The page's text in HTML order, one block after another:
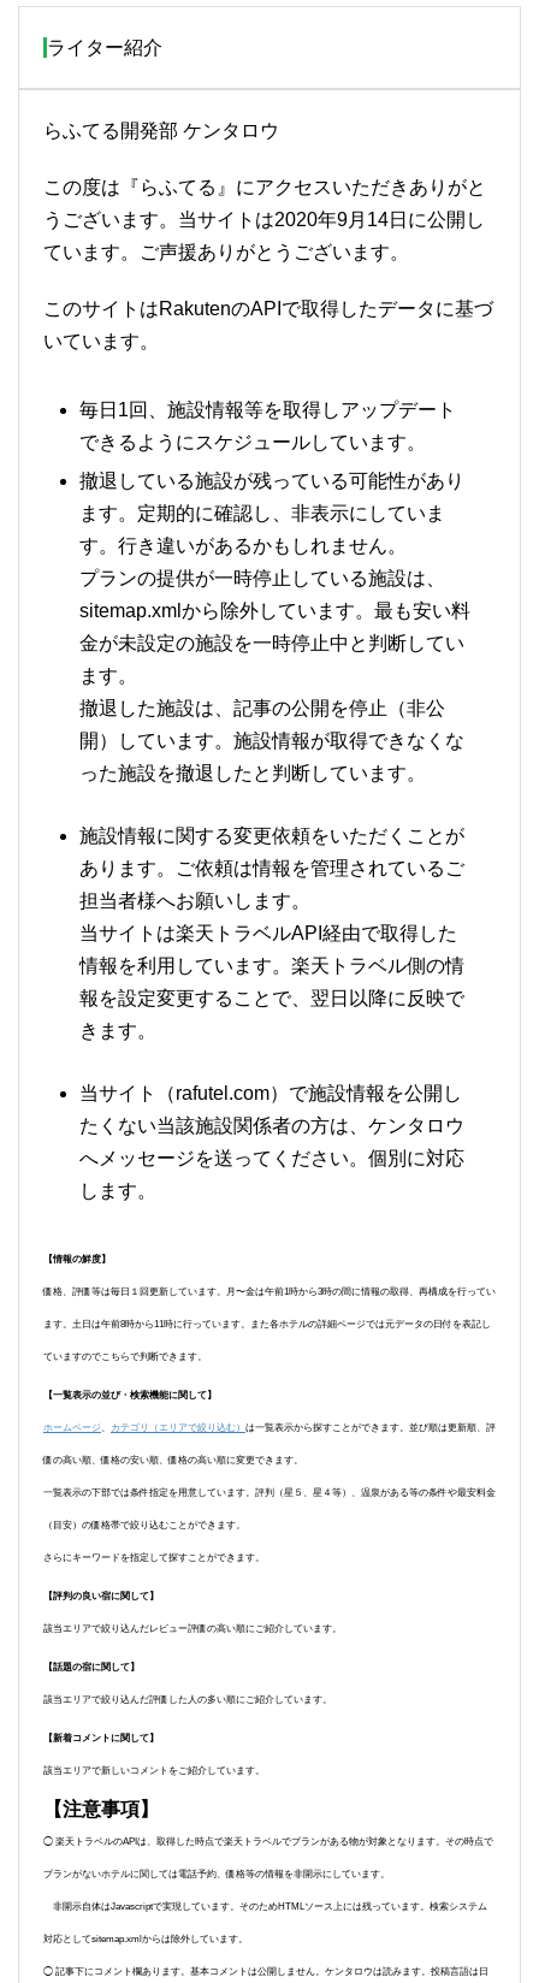
ライター紹介
らふてる開発部 ケンタロウ
この度は『らふてる』にアクセスいただきありがと
うございます。当サイトは2020年9月14日に公開し
ています。ご声援ありがとうございます。
このサイトはRakutenのAPIで取得したデータに基づ
いています。
毎日1回、施設情報等を取得しアップデート
できるようにスケジュールしています。
撤退している施設が残っている可能性があり
ます。定期的に確認し、非表示にしていま
す。行き違いがあるかもしれません。
プランの提供が一時停止している施設は、
sitemap.xmlから除外しています。最も安い料
金が未設定の施設を一時停止中と判断してい
ます。
撤退した施設は、記事の公開を停止（非公
開）しています。施設情報が取得できなくな
った施設を撤退したと判断しています。
施設情報に関する変更依頼をいただくことが
あります。ご依頼は情報を管理されているご
担当者様へお願いします。
当サイトは楽天トラベルAPI経由で取得した
情報を利用しています。楽天トラベル側の情
報を設定変更することで、翌日以降に反映で
きます。
当サイト（rafutel.com）で施設情報を公開し
たくない当該施設関係者の方は、ケンタロウ
へメッセージを送ってください。個別に対応
します。
【情報の鮮度】
価格、評価等は毎日１回更新しています。月〜金は午前1時から3時の間に情報の取得、再構成を行ってい
ます。土日は午前8時から11時に行っています。また各ホテルの詳細ページでは元データの日付を表記し
ていますのでこちらで判断できます。
【一覧表示の並び・検索機能に関して】
ホームページ 、 カテゴリ（エリアで絞り込む） は一覧表示から探すことができます。並び順は更新順、評
価の高い順、価格の安い順、価格の高い順に変更できます。
一覧表示の下部では条件指定を用意しています。評判（星５、星４等）、温泉がある等の条件や最安料金
（目安）の価格帯で絞り込むことができます。
さらにキーワードを指定して探すことができます。
【評判の良い宿に関して】
該当エリアで絞り込んだレビュー評価の高い順にご紹介しています。
【話題の宿に関して】
該当エリアで絞り込んだ評価した人の多い順にご紹介しています。
【新着コメントに関して】
該当エリアで新しいコメントをご紹介しています。
【注意事項】
◯ 楽天トラベルのAPIは、取得した時点で楽天トラベルでプランがある物が対象となります。その時点で
プランがないホテルに関しては電話予約、価格等の情報を非開示にしています。
非開示自体はJavascriptで実現しています。そのためHTMLソース上には残っています。検索システム
対応としてsitemap.xmlからは除外しています。
◯ 記事下にコメント欄あります。基本コメントは公開しません。ケンタロウは読みます。投稿言語は日